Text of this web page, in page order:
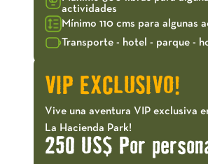
actividades
Mínimo 110 cms para algunas
Transporte - hotel - parque -
VIP EXCLUSIVO!
Vive una aventura VIP exclusiva
La Hacienda Park!
250 US$ Por